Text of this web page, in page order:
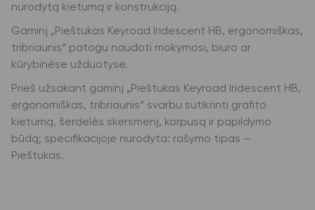
nurodytą kietumą ir konstrukciją.
Gaminį „Pieštukas Keyroad Iridescent HB, ergonomiškas,
tribriaunis“ patogu naudoti mokymosi, biuro ar
kūrybinėse užduotyse.
Prieš užsakant gaminį „Pieštukas Keyroad Iridescent HB,
ergonomiškas, tribriaunis“ svarbu sutikrinti grafito
kietumą, šerdelės skersmenį, korpusą ir papildymo
būdą; specifikacijoje nurodyta: rašymo tipas –
Pieštukas.